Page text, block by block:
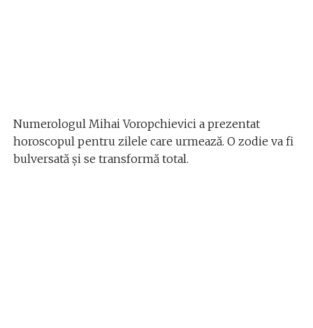
Numerologul Mihai Voropchievici a prezentat
horoscopul pentru zilele care urmează. O zodie va fi
bulversată și se transformă total.